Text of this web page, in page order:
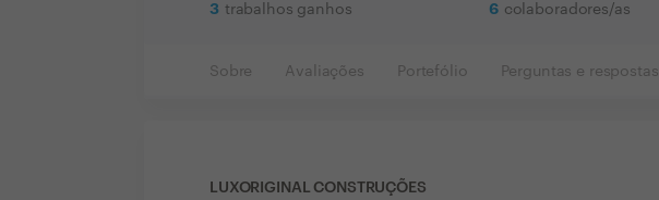
3 trabalhos ganhos 6 colaboradores/as
Sobre Avaliações Portefólio Perguntas e respostas
LUXORIGINAL CONSTRUÇÕES